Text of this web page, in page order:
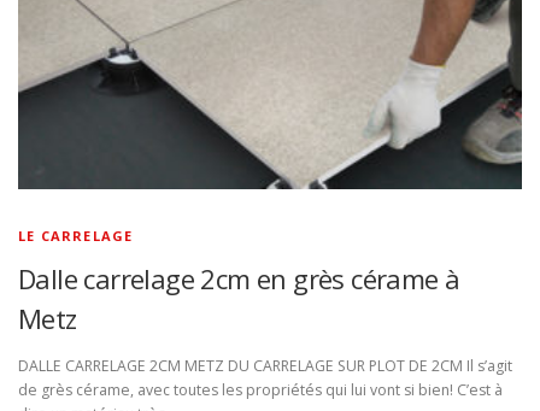
LE CARRELAGE
Dalle carrelage 2cm en grès cérame à
Metz
DALLE CARRELAGE 2CM METZ DU CARRELAGE SUR PLOT DE 2CM Il s’agit
de grès cérame, avec toutes les propriétés qui lui vont si bien! C’est à